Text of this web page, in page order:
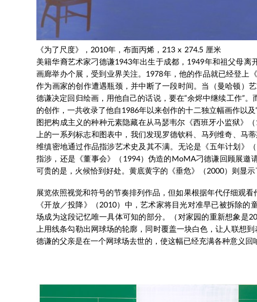
《为了尺度》，2010年，布面丙烯，213 x 274.5 厘米
美籍华裔艺术家刁德谦1943年出生于成都，1949年和祖父母
画廊举办个展，受到业界关注。1978年，他的作品就已经登上
作为画家的创作遭遇瓶颈，并中断了一段时间。当（曼哈顿）
德谦决定回归绘画，用他自己的话说，要在“余烬中继续工作”
的创作，一共收录了他自1986年以来创作的十二独立幅画作以
图把构成主义的种种元素隐藏在从马瑟韦尔《西班牙小监狱》
上的一系列标志和图表中，我们发现罗德钦科、马列维奇、马
维缜密地通过作品指涉艺术史及其不满。无论是《五年计划》
指涉，还是《董事会》（1994）伪造的MoMA刁德谦回顾展邀
可贵的是，火候恰到好处。黄底黄字的《垂危》（2000）则显
展览依照视觉和符号的节奏排列作品，但如果根据年代仔细观
《开放／投降》（2010）中，艺术家将目光对准早已被拆除
场成为这段记忆唯一具体可知的部分。（对家园的重新想象是
上用线条勾勒出网球场的轮廓，同时覆盖一块白色，让人联想
德谦的父亲是在一个网球场去世的，使这幅已经充满各种意义回